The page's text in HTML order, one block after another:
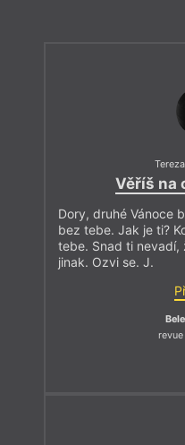
Věříš na
Dory, druhé Vánoce
bez tebe. Jak je ti?
tebe. Snad ti nevadí,
jinak. Ozvi se. J.